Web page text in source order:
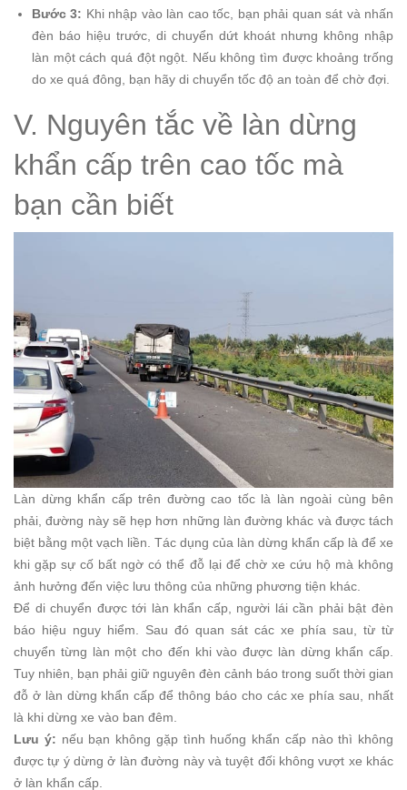
Bước 3: Khi nhập vào làn cao tốc, bạn phải quan sát và nhấn
đèn báo hiệu trước, di chuyển dứt khoát nhưng không nhập
làn một cách quá đột ngột. Nếu không tìm được khoảng trống
do xe quá đông, bạn hãy di chuyển tốc độ an toàn để chờ đợi.
V. Nguyên tắc về làn dừng
khẩn cấp trên cao tốc mà
bạn cần biết
Làn dừng khẩn cấp trên đường cao tốc là làn ngoài cùng bên
phải, đường này sẽ hẹp hơn những làn đường khác và được tách
biệt bằng một vạch liền. Tác dụng của làn dừng khẩn cấp là để xe
khi gặp sự cố bất ngờ có thể đỗ lại để chờ xe cứu hộ mà không
ảnh hưởng đến việc lưu thông của những phương tiện khác.
Để di chuyển được tới làn khẩn cấp, người lái cần phải bật đèn
báo hiệu nguy hiểm. Sau đó quan sát các xe phía sau, từ từ
chuyển từng làn một cho đến khi vào được làn dừng khẩn cấp.
Tuy nhiên, bạn phải giữ nguyên đèn cảnh báo trong suốt thời gian
đỗ ở làn dừng khẩn cấp để thông báo cho các xe phía sau, nhất
là khi dừng xe vào ban đêm.
Lưu ý: nếu bạn không gặp tình huống khẩn cấp nào thì không
được tự ý dừng ở làn đường này và tuyệt đối không vượt xe khác
ở làn khẩn cấp.